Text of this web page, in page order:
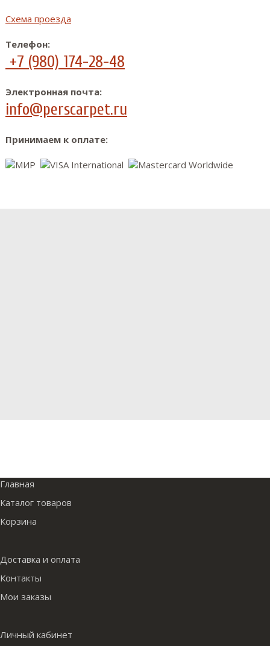
Схема проезда
Телефон:
+7 (980) 174-28-48
Электронная почта:
info@perscarpet.ru
Принимаем к оплате:
Главная
Каталог товаров
Корзина
Доставка и оплата
Контакты
Мои заказы
Личный кабинет